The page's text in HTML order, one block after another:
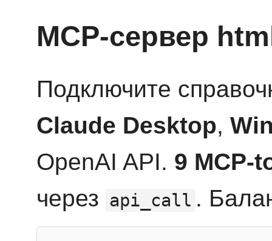
MCP-сервер
Подключите
Claude Desktop,
OpenAI API. 9 MCP-
через api_call .